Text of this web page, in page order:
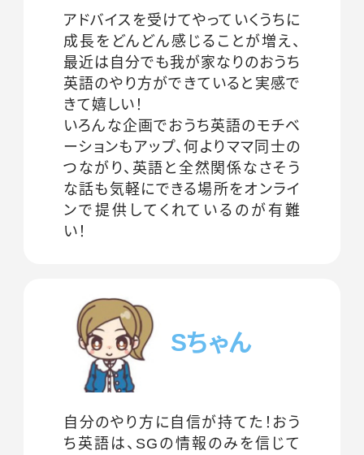
アドバイスを受けてやっていくうちに
成長をどんどん感じることが増え、
最近は自分でも我が家なりのおうち
英語のやり方ができていると実感で
きて嬉しい！
いろんな企画でおうち英語のモチベ
ーションもアップ、何よりママ同士の
つながり、英語と全然関係なさそう
な話も気軽にできる場所をオンライ
ンで提供してくれているのが有難
い！
Sちゃん
自分のやり方に自信が持てた！おう
ち英語は、SGの情報のみを信じて